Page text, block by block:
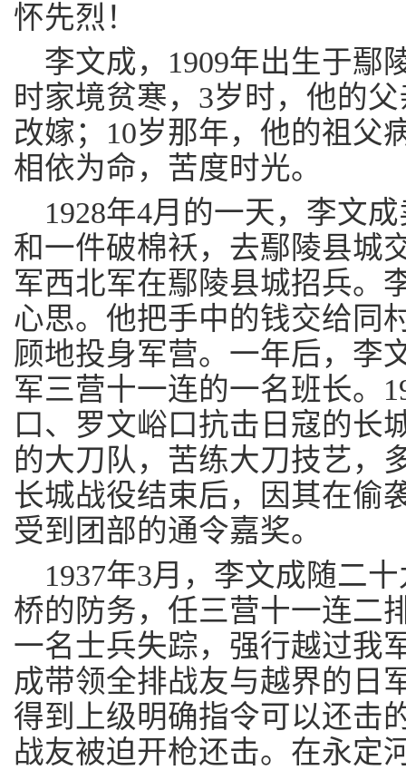
怀先烈！
李文成，1909年出生于鄢
时家境贫寒，3岁时，他的
改嫁；10岁那年，他的祖父
相依为命，苦度时光。
1928年4月的一天，李文
和一件破棉袄，去鄢陵县城
军西北军在鄢陵县城招兵。
心思。他把手中的钱交给同
顾地投身军营。一年后，李
军三营十一连的一名班长。
口、罗文峪口抗击日寇的长
的大刀队，苦练大刀技艺，
长城战役结束后，因其在偷
受到团部的通令嘉奖。
1937年3月，李文成随二
桥的防务，任三营十一连二
一名士兵失踪，强行越过我
成带领全排战友与越界的日
得到上级明确指令可以还击
战友被迫开枪还击。在永定